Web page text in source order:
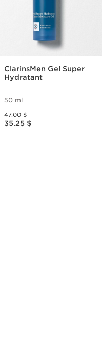
ClarinsMen Gel Super
Hydratant
50 ml
47.00 $
Nouveau prix 35.25 $
35.25 $